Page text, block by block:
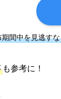
間中を見逃す
も参考に！